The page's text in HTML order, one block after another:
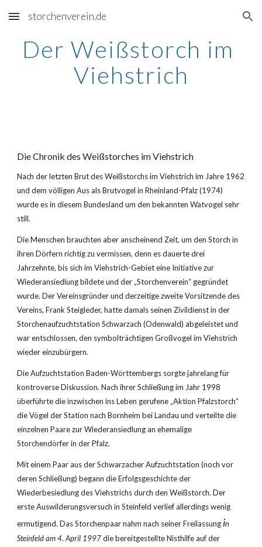
Skip to main content Skip to navigation
storchenverein.de
Der Weißstorch im
Viehstrich
Die Chronik des Weißstorches im Viehstrich
Nach der letzten Brut des Weißstorchs im Viehstrich im Jahre 1962
und dem völligen Aus als Brutvogel in Rheinland-Pfalz (1974)
wurde es in diesem Bundesland um den bekannten Watvogel sehr
still.
Die Menschen brauchten aber anscheinend Zeit, um den Storch in
ihren Dörfern richtig zu vermissen, denn es dauerte drei
Jahrzehnte, bis sich im Viehstrich-Gebiet eine Initiative zur
Wiederansiedlung bildete und der „Storchenverein“ gegründet
wurde. Der Vereinsgründer und derzeitige zweite Vorsitzende des
Vereins, Frank Steigleder, hatte damals seinen Zivildienst in der
Storchenaufzuchtstation Schwarzach (Odenwald) abgeleistet und
war entschlossen, den symbolträchtigen Großvogel im Viehstrich
wieder einzubürgern.
Die Aufzuchtstation Baden-Wörttembergs sorgte jahrelang für
kontroverse Diskussion. Nach ihrer Schließung im Jahr 1998
überführte die inzwischen ins Leben gerufene „Aktion Pfalzstorch“
die Vögel der Station nach Bornheim bei Landau und verteilte die
einzelnen Paare zur Wiederansiedlung an ehemalige
Storchendörfer in der Pfalz.
Mit einem Paar aus der Schwarzacher Aufzuchtstation (noch vor
deren Schließung) begann die Erfolgsgeschichte der
Wiederbesiedlung des Viehstrichs durch den Weißstorch. Der
erste Auswilderungsversuch in Steinfeld verlief allerdings wenig
ermutigend. Das Storchenpaar nahm nach seiner Freilassung in
Steinfeld am 4. April 1997 die bereitgestellte Nisthilfe auf der